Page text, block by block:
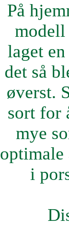
På
modell
laget
det så
øverst.
sort for
mye
optimale
i